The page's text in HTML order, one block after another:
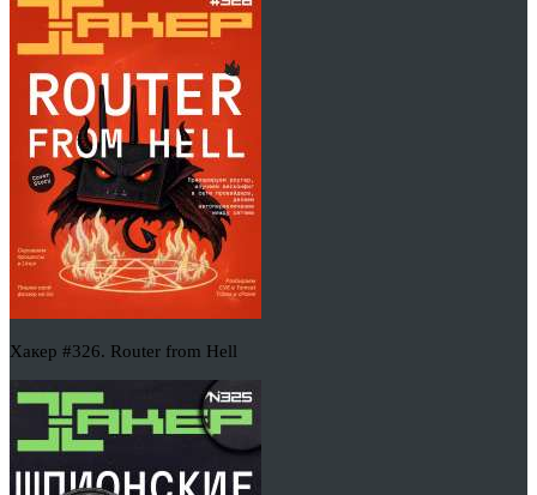
Хакер #326. Router from Hell